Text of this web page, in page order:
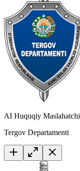
AI Huquqiy Maslahatchi
Tergov Departamenti